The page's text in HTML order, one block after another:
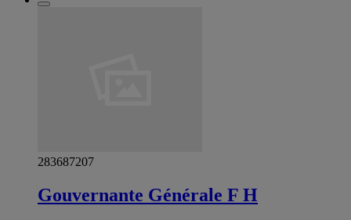
283687207
Gouvernante Générale F H